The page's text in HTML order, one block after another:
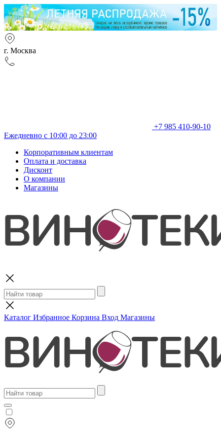
г. Москва
+7 985 410-90-10
Ежедневно с 10:00 до 23:00
Корпоративным клиентам
Оплата и доставка
Дисконт
О компании
Магазины
Каталог Избранное Корзина Вход Магазины